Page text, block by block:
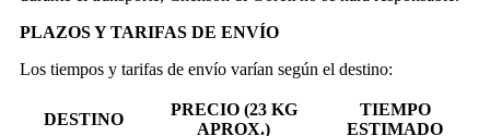
PLAZOS Y TARIFAS DE ENVÍO
Los tiempos y tarifas de envío varían según el destino:
DESTINO
PRECIO (23 KG
APROX.)
TIEMPO
ESTIMADO